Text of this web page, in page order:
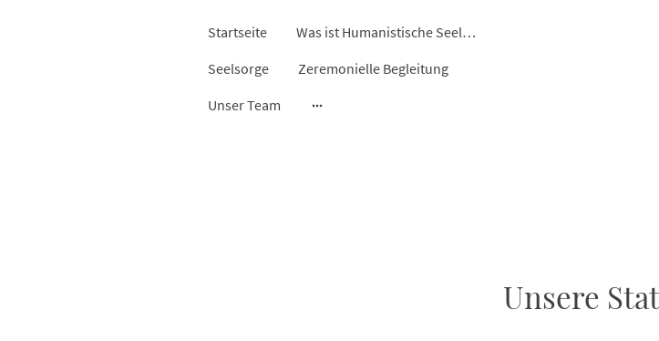
Startseite
Was ist Humanistische Seelsorge?
Seelsorge
Zeremonielle Begleitung
Unser Team
Unsere